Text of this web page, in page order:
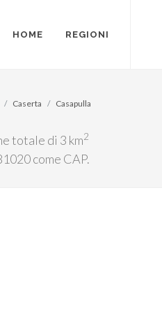
HOME REGIONI
totale di 3 km2
come CAP.
Caserta Casapulla